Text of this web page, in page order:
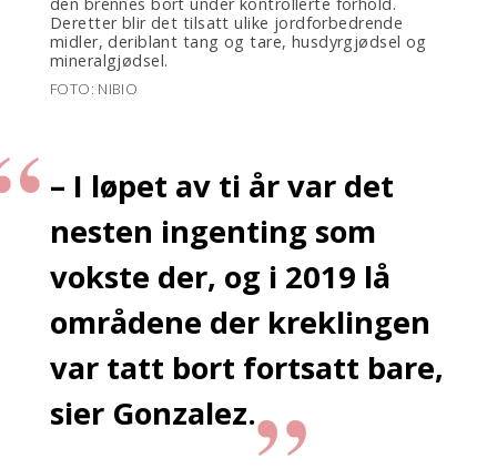
Deretter blir det tilsatt ulike jordforbedrende
midler, deriblant tang og tare, husdyrgjødsel og
mineralgjødsel.
FOTO: NIBIO
– I løpet av ti år var det
nesten ingenting som
vokste der, og i 2019 lå
områdene der kreklingen
var tatt bort fortsatt bare,
sier Gonzalez.